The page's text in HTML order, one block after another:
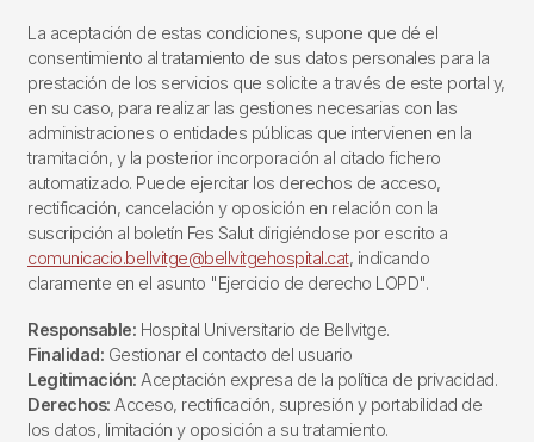
La aceptación de estas condiciones, supone que dé el
consentimiento al tratamiento de sus datos personales para la
prestación de los servicios que solicite a través de este portal y,
en su caso, para realizar las gestiones necesarias con las
administraciones o entidades públicas que intervienen en la
tramitación, y la posterior incorporación al citado fichero
automatizado. Puede ejercitar los derechos de acceso,
rectificación, cancelación y oposición en relación con la
suscripción al boletín Fes Salut dirigiéndose por escrito a
comunicacio.bellvitge@bellvitgehospital.cat, indicando
claramente en el asunto "Ejercicio de derecho LOPD".
Responsable: Hospital Universitario de Bellvitge.
Finalidad: Gestionar el contacto del usuario
Legitimación: Aceptación expresa de la política de privacidad.
Derechos: Acceso, rectificación, supresión y portabilidad de
los datos, limitación y oposición a su tratamiento.